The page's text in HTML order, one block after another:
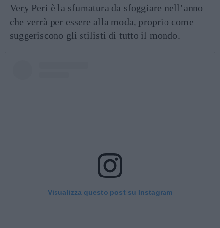
Very Peri è la sfumatura da sfoggiare nell’anno
che verrà per essere alla moda, proprio come
suggeriscono gli stilisti di tutto il mondo.
Visualizza questo post su Instagram